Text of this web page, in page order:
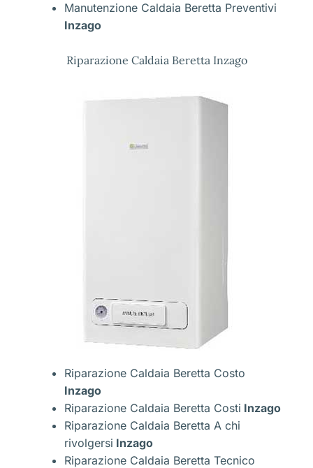
Manutenzione Caldaia Beretta Preventivi
Inzago
Riparazione Caldaia Beretta Inzago
Riparazione Caldaia Beretta Costo
Inzago
Riparazione Caldaia Beretta Costi Inzago
Riparazione Caldaia Beretta A chi
rivolgersi Inzago
Riparazione Caldaia Beretta Tecnico